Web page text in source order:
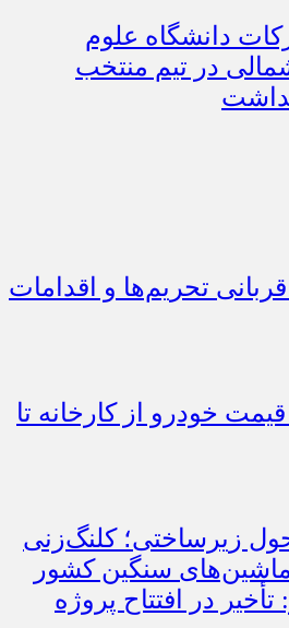
دانشگاه علوم
در تیم منتخب
قربانی تحریم‌ها و اقدامات
قیمت خودرو از کارخانه تا
زیرساختی؛ کلنگ‌زنی
ماشین‌های سنگین کشور
در افتتاح پروژه